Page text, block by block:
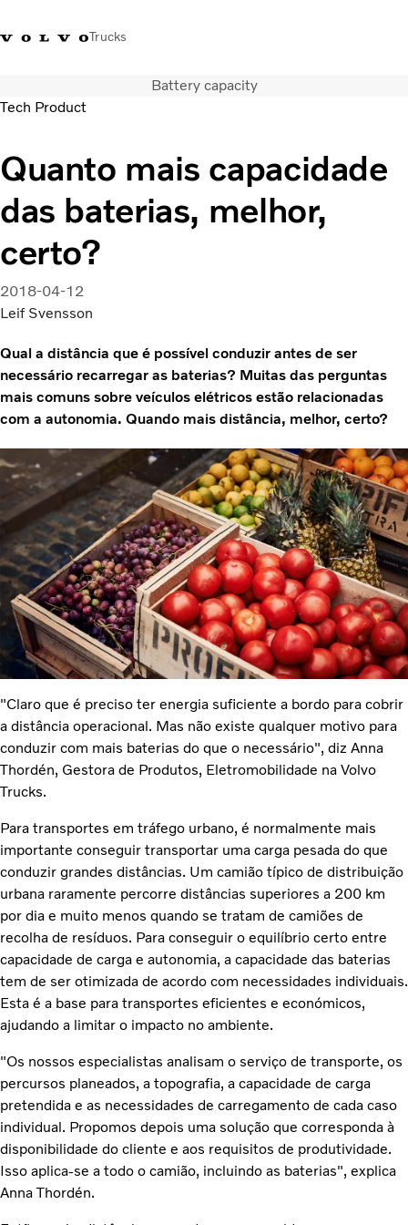
Trucks
300
Volvo Trucks
Nors Trucks and Buses Portugal
Soluções de transporte
Usados
Serviços
Localizador de concessionários
Notícias
Sobre Nós
Campanhas
Battery capacity
Tech Product
Quanto mais capacidade
das baterias, melhor,
certo?
2018-04-12
Leif Svensson
Qual a distância que é possível conduzir antes de ser
necessário recarregar as baterias? Muitas das perguntas
mais comuns sobre veículos elétricos estão relacionadas
com a autonomia. Quando mais distância, melhor, certo?
"Claro que é preciso ter energia suficiente a bordo para cobrir
a distância operacional. Mas não existe qualquer motivo para
conduzir com mais baterias do que o necessário", diz Anna
Thordén, Gestora de Produtos, Eletromobilidade na Volvo
Trucks.
Para transportes em tráfego urbano, é normalmente mais
importante conseguir transportar uma carga pesada do que
conduzir grandes distâncias. Um camião típico de distribuição
urbana raramente percorre distâncias superiores a 200 km
por dia e muito menos quando se tratam de camiões de
recolha de resíduos. Para conseguir o equilíbrio certo entre
capacidade de carga e autonomia, a capacidade das baterias
tem de ser otimizada de acordo com necessidades individuais.
Esta é a base para transportes eficientes e económicos,
ajudando a limitar o impacto no ambiente.
"Os nossos especialistas analisam o serviço de transporte, os
percursos planeados, a topografia, a capacidade de carga
pretendida e as necessidades de carregamento de cada caso
individual. Propomos depois uma solução que corresponda à
disponibilidade do cliente e aos requisitos de produtividade.
Isso aplica-se a todo o camião, incluindo as baterias", explica
Anna Thordén.